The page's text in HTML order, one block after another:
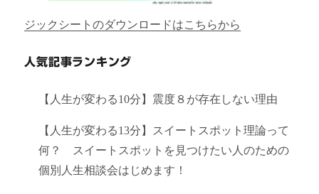
ジックシートのダウンロードはこちらから
人気記事ランキング
【人生が変わる10分】震度８が存在しない理由
【人生が変わる13分】スイートスポット理論って
何？ スイートスポットを見つけたい人のための
個別人生相談会はじめます！